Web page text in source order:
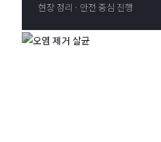
현장 정리 · 안전 중심 진행